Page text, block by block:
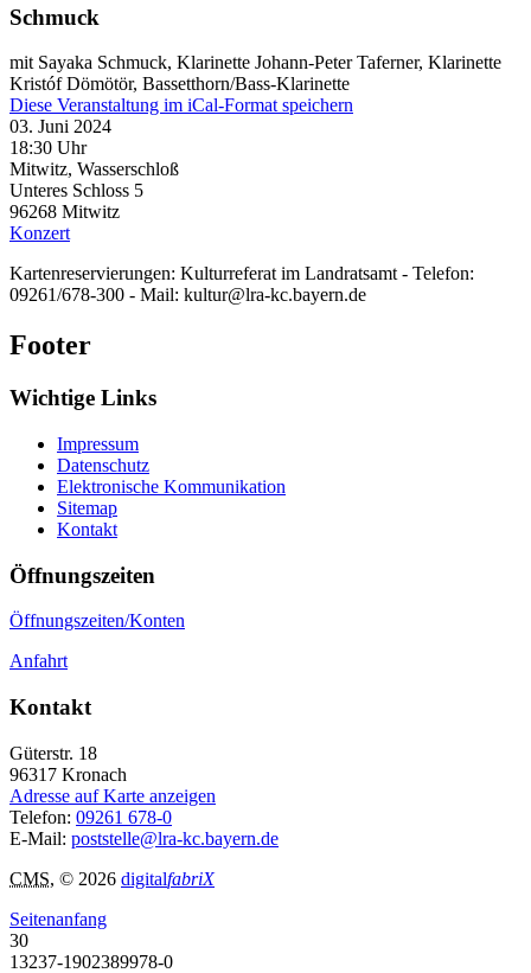
Schmuck
mit Sayaka Schmuck, Klarinette Johann-Peter Taferner, Klarinette
Kristóf Dömötör, Bassetthorn/Bass-Klarinette
Diese Veranstaltung im iCal-Format speichern
03. Juni 2024
18:30 Uhr
Mitwitz, Wasserschloß
Unteres Schloss 5
96268 Mitwitz
Konzert
Kartenreservierungen: Kulturreferat im Landratsamt - Telefon:
09261/678-300 - Mail: kultur@lra-kc.bayern.de
Footer
Wichtige Links
Impressum
Datenschutz
Elektronische Kommunikation
Sitemap
Kontakt
Öffnungszeiten
Öffnungszeiten/Konten
Anfahrt
Kontakt
Güterstr. 18
96317 Kronach
Adresse auf Karte anzeigen
Telefon: 09261 678-0
E-Mail: poststelle@lra-kc.bayern.de
CMS, © 2026 digitalfabriX
Seitenanfang
30
13237-1902389978-0